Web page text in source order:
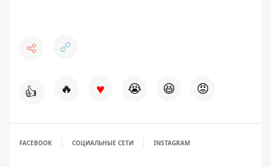
👍 🔥 ♥ 😭 😆 😡
FACEBOOK СОЦИАЛЬНЫЕ СЕТИ INSTAGRAM